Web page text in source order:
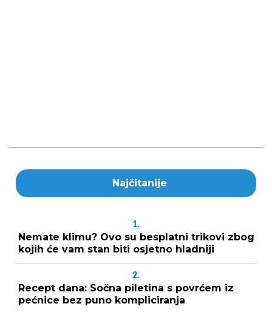
Najčitanije
1.
Nemate klimu? Ovo su besplatni trikovi zbog
kojih će vam stan biti osjetno hladniji
2.
Recept dana: Sočna piletina s povrćem iz
pećnice bez puno kompliciranja